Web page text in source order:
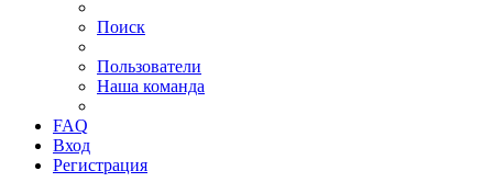
Поиск
Пользователи
Наша команда
FAQ
Вход
Регистрация